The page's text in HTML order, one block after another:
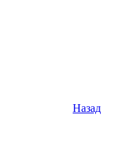
Назад